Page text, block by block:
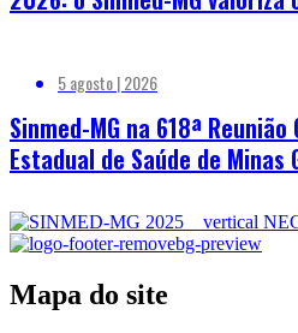
5 agosto | 2026
Sinmed-MG na 618ª
Estadual de Saúde de Minas
Mapa do site